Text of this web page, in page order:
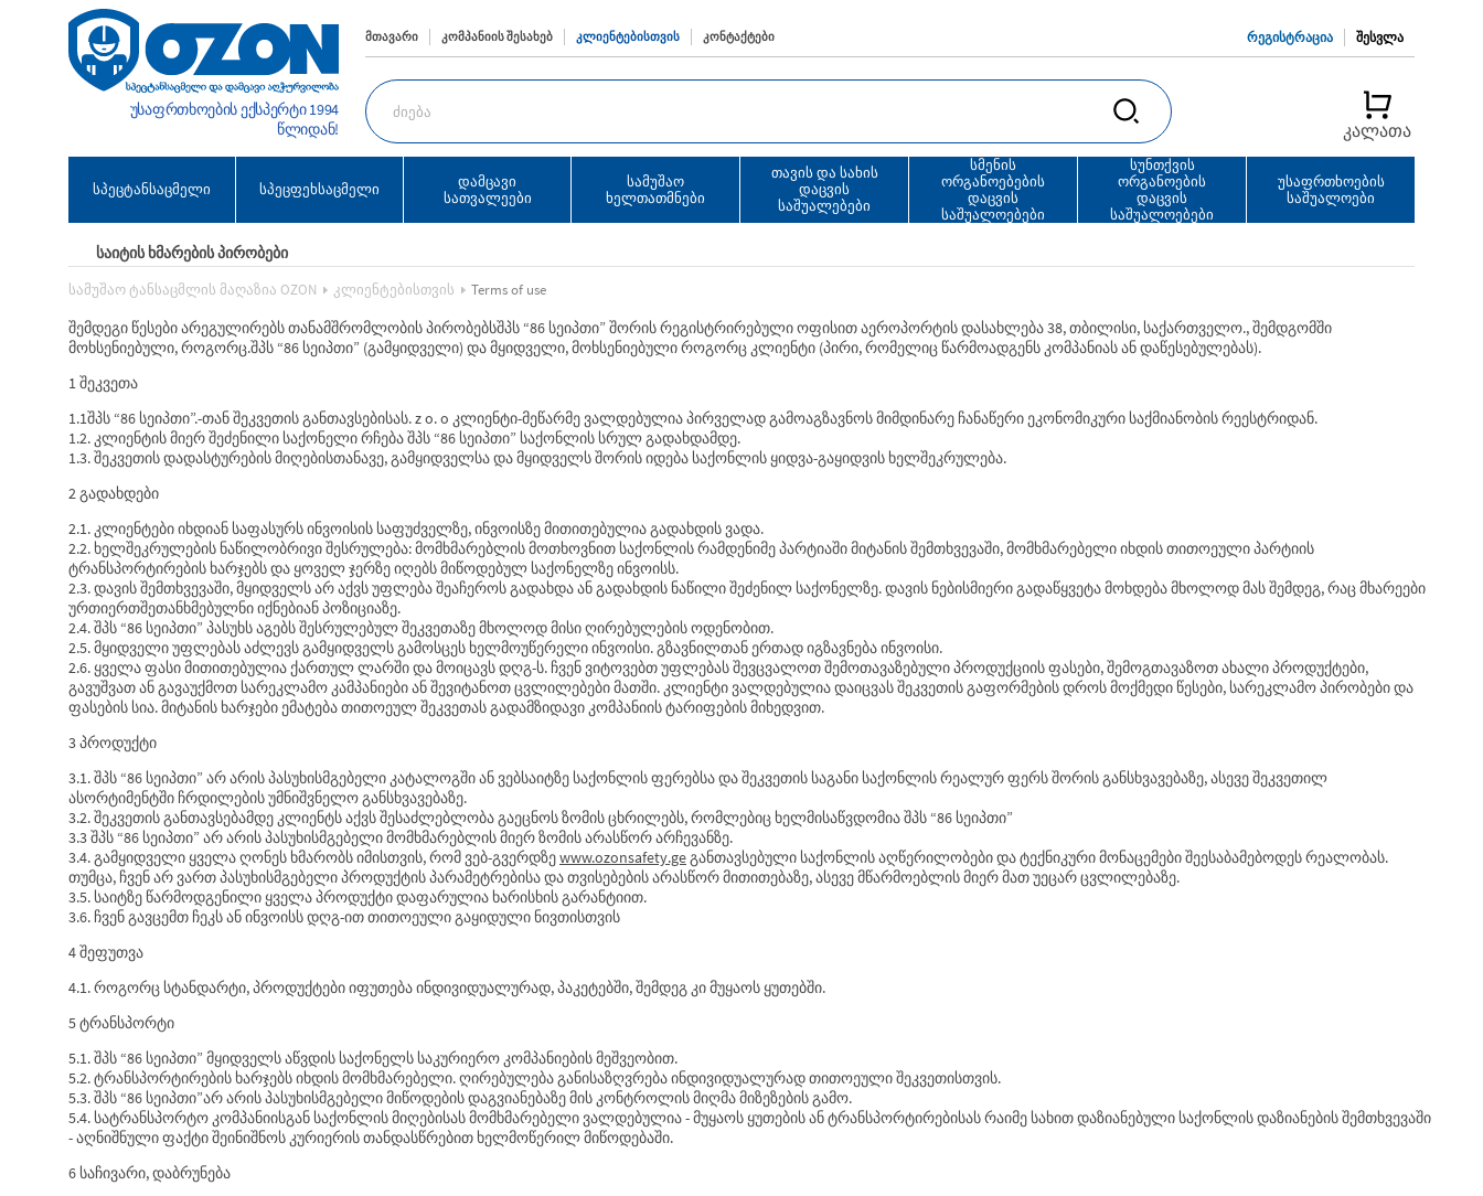
უსაფრთხოების ექსპერტი 1994
წლიდან!
ᲛᲗᲐᲕᲐᲠᲘ ᲙᲝᲛᲞᲐᲜᲘᲘᲡ ᲨᲔᲡᲐᲮᲔᲑ ᲙᲚᲘᲔᲜᲢᲔᲑᲘᲡᲗᲕᲘᲡ ᲙᲝᲜᲢᲐᲥᲢᲔᲑᲘ ᲠᲔᲒᲘᲡᲢᲠᲐᲪᲘᲐ ᲨᲔᲡᲕᲚᲐ
კალათა
სპეცტანსაცმელი სპეცფეხსაცმელი
დამცავი
სათვალეები
სამუშაო
ხელთათმნები
თავის და სახის
დაცვის
საშუალებები
სმენის
ორგანოებების
დაცვის
საშუალოებები
სუნთქვის
ორგანოების
დაცვის
საშუალოებები
უსაფრთხოების
საშუალოები
ᲡᲐᲘᲢᲘᲡ ᲮᲛᲐᲠᲔᲑᲘᲡ ᲞᲘᲠᲝᲑᲔᲑᲘ
სამუშაო ტანსაცმლის მაღაზია OZON კლიენტებისთვის Terms of use
შემდეგი წესები არეგულირებს თანამშრომლობის პირობებსშპს “86 სეიპთი” შორის რეგისტრირებული ოფისით აეროპორტის დასახლება 38, თბილისი, საქართველო., შემდგომში
მოხსენიებული, როგორც.შპს “86 სეიპთი” (გამყიდველი) და მყიდველი, მოხსენიებული როგორც კლიენტი (პირი, რომელიც წარმოადგენს კომპანიას ან დაწესებულებას).
1 შეკვეთა
1.1შპს “86 სეიპთი”.-თან შეკვეთის განთავსებისას. z o. o კლიენტი-მეწარმე ვალდებულია პირველად გამოაგზავნოს მიმდინარე ჩანაწერი ეკონომიკური საქმიანობის რეესტრიდან.
1.2. კლიენტის მიერ შეძენილი საქონელი რჩება შპს “86 სეიპთი” საქონლის სრულ გადახდამდე.
1.3. შეკვეთის დადასტურების მიღებისთანავე, გამყიდველსა და მყიდველს შორის იდება საქონლის ყიდვა-გაყიდვის ხელშეკრულება.
2 გადახდები
2.1. კლიენტები იხდიან საფასურს ინვოისის საფუძველზე, ინვოისზე მითითებულია გადახდის ვადა.
2.2. ხელშეკრულების ნაწილობრივი შესრულება: მომხმარებლის მოთხოვნით საქონლის რამდენიმე პარტიაში მიტანის შემთხვევაში, მომხმარებელი იხდის თითოეული პარტიის
ტრანსპორტირების ხარჯებს და ყოველ ჯერზე იღებს მიწოდებულ საქონელზე ინვოისს.
2.3. დავის შემთხვევაში, მყიდველს არ აქვს უფლება შეაჩეროს გადახდა ან გადახდის ნაწილი შეძენილ საქონელზე. დავის ნებისმიერი გადაწყვეტა მოხდება მხოლოდ მას შემდეგ, რაც მხარეები
ურთიერთშეთანხმებულნი იქნებიან პოზიციაზე.
2.4. შპს “86 სეიპთი” პასუხს აგებს შესრულებულ შეკვეთაზე მხოლოდ მისი ღირებულების ოდენობით.
2.5. მყიდველი უფლებას აძლევს გამყიდველს გამოსცეს ხელმოუწერელი ინვოისი. გზავნილთან ერთად იგზავნება ინვოისი.
2.6. ყველა ფასი მითითებულია ქართულ ლარში და მოიცავს დღგ-ს. ჩვენ ვიტოვებთ უფლებას შევცვალოთ შემოთავაზებული პროდუქციის ფასები, შემოგთავაზოთ ახალი პროდუქტები,
გავუშვათ ან გავაუქმოთ სარეკლამო კამპანიები ან შევიტანოთ ცვლილებები მათში. კლიენტი ვალდებულია დაიცვას შეკვეთის გაფორმების დროს მოქმედი წესები, სარეკლამო პირობები და
ფასების სია. მიტანის ხარჯები ემატება თითოეულ შეკვეთას გადამზიდავი კომპანიის ტარიფების მიხედვით.
3 პროდუქტი
3.1. შპს “86 სეიპთი” არ არის პასუხისმგებელი კატალოგში ან ვებსაიტზე საქონლის ფერებსა და შეკვეთის საგანი საქონლის რეალურ ფერს შორის განსხვავებაზე, ასევე შეკვეთილ
ასორტიმენტში ჩრდილების უმნიშვნელო განსხვავებაზე.
3.2. შეკვეთის განთავსებამდე კლიენტს აქვს შესაძლებლობა გაეცნოს ზომის ცხრილებს, რომლებიც ხელმისაწვდომია შპს “86 სეიპთი”
3.3 შპს “86 სეიპთი” არ არის პასუხისმგებელი მომხმარებლის მიერ ზომის არასწორ არჩევანზე.
3.4. გამყიდველი ყველა ღონეს ხმარობს იმისთვის, რომ ვებ-გვერდზეwww.ozonsafety.geგანთავსებული საქონლის აღწერილობები და ტექნიკური მონაცემები შეესაბამებოდეს რეალობას.
თუმცა, ჩვენ არ ვართ პასუხისმგებელი პროდუქტის პარამეტრებისა და თვისებების არასწორ მითითებაზე, ასევე მწარმოებლის მიერ მათ უეცარ ცვლილებაზე.
3.5. საიტზე წარმოდგენილი ყველა პროდუქტი დაფარულია ხარისხის გარანტიით.
3.6. ჩვენ გავცემთ ჩეკს ან ინვოისს დღგ-ით თითოეული გაყიდული ნივთისთვის
4 შეფუთვა
4.1. როგორც სტანდარტი, პროდუქტები იფუთება ინდივიდუალურად, პაკეტებში, შემდეგ კი მუყაოს ყუთებში.
5 ტრანსპორტი
5.1. შპს “86 სეიპთი” მყიდველს აწვდის საქონელს საკურიერო კომპანიების მეშვეობით.
5.2. ტრანსპორტირების ხარჯებს იხდის მომხმარებელი. ღირებულება განისაზღვრება ინდივიდუალურად თითოეული შეკვეთისთვის.
5.3. შპს “86 სეიპთი”არ არის პასუხისმგებელი მიწოდების დაგვიანებაზე მის კონტროლის მიღმა მიზეზების გამო.
5.4. სატრანსპორტო კომპანიისგან საქონლის მიღებისას მომხმარებელი ვალდებულია - მუყაოს ყუთების ან ტრანსპორტირებისას რაიმე სახით დაზიანებული საქონლის დაზიანების შემთხვევაში
- აღნიშნული ფაქტი შეინიშნოს კურიერის თანდასწრებით ხელმოწერილ მიწოდებაში.
6 საჩივარი, დაბრუნება